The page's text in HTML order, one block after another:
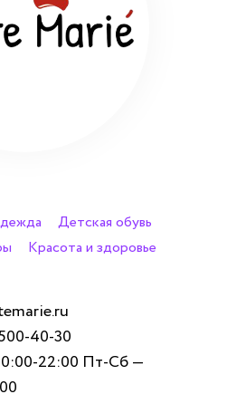
Детская обувь
Красота и здоровье
40-30
22:00 Пт-Сб —